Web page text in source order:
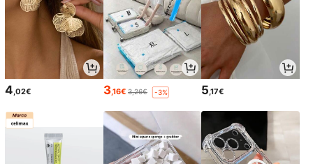
4,02€ 3,16€ 3,26€ -3% 5,17€